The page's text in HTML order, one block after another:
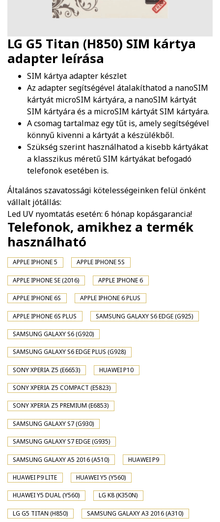
LG G5 Titan (H850) SIM kártya
adapter leírása
SIM kártya adapter készlet
Az adapter segítségével átalakíthatod a nanoSIM
kártyát microSIM kártyára, a nanoSIM kártyát
SIM kártyára és a microSIM kártyát SIM kártyára.
A csomag tartalmaz egy tűt is, amely segítségével
könnyű kivenni a kártyát a készülékből.
Szükség szerint használhatod a kisebb kártyákat
a klasszikus méretű SIM kártyákat befogadó
telefonok esetében is.
Általános szavatossági kötelességeinken felül önként
vállalt jótállás:
Led UV nyomtatás esetén: 6 hónap kopásgarancia!
Telefonok, amikhez a termék
használható
APPLE IPHONE 5 APPLE IPHONE 5S
APPLE IPHONE SE (2016) APPLE IPHONE 6
APPLE IPHONE 6S APPLE IPHONE 6 PLUS
APPLE IPHONE 6S PLUS SAMSUNG GALAXY S6 EDGE (G925)
SAMSUNG GALAXY S6 (G920)
SAMSUNG GALAXY S6 EDGE PLUS (G928)
SONY XPERIA Z5 (E6653) HUAWEI P10
SONY XPERIA Z5 COMPACT (E5823)
SONY XPERIA Z5 PREMIUM (E6853)
SAMSUNG GALAXY S7 (G930)
SAMSUNG GALAXY S7 EDGE (G935)
SAMSUNG GALAXY A5 2016 (A510) HUAWEI P9
HUAWEI P9 LITE HUAWEI Y5 (Y560)
HUAWEI Y5 DUAL (Y560) LG K8 (K350N)
LG G5 TITAN (H850) SAMSUNG GALAXY A3 2016 (A310)